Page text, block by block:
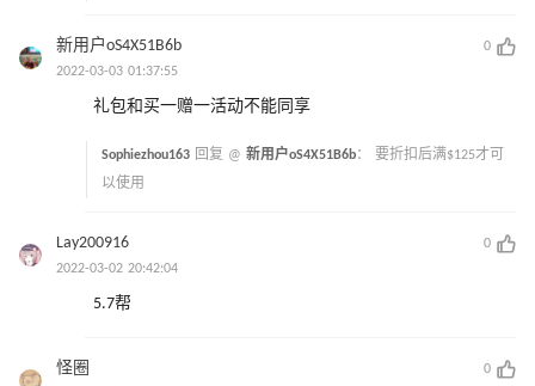
新用户oS4X51B6b
0
2022-03-03 01:37:55
礼包和买一赠一活动不能同享
Sophiezhou163 回复 @ 新用户oS4X51B6b： 要折扣后满$125才可
以使用
Lay200916
0
2022-03-02 20:42:04
5.7帮
怪圈
0